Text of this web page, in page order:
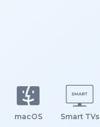
macOS Smart TVs